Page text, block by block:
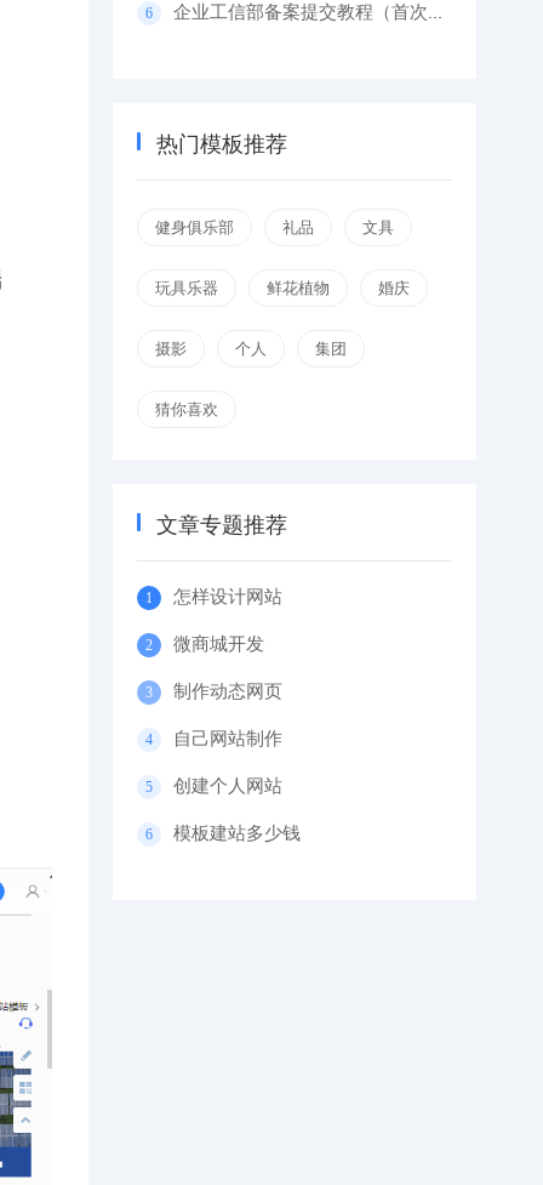
企业工信部备案提交教程（首次备案）
热门模板推荐
健身俱乐部 礼品 文具
玩具乐器 鲜花植物 婚庆
摄影 个人 集团
猜你喜欢
文章专题推荐
怎样设计网站
微商城开发
制作动态网页
自己网站制作
创建个人网站
模板建站多少钱